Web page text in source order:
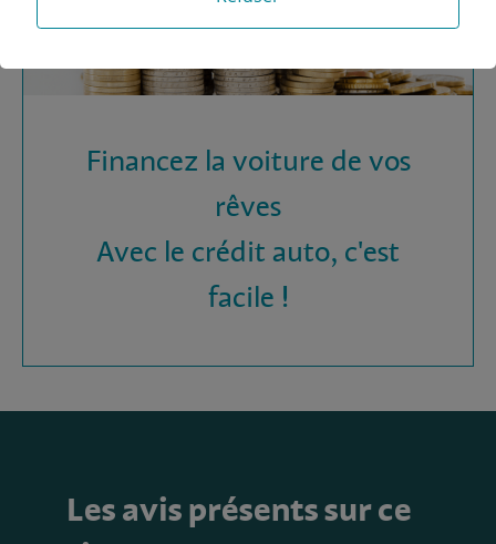
Financez la voiture de vos
rêves
Avec le crédit auto, c'est
facile !
Les avis présents sur ce